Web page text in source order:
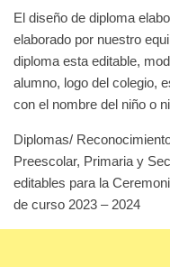
El diseño de diploma
elaborado por nuestro
diploma esta editable,
alumno, logo del colegio,
con el nombre del niño o
Diplomas/
Preescolar, Primaria y
editables para la
de curso 2023 – 2024